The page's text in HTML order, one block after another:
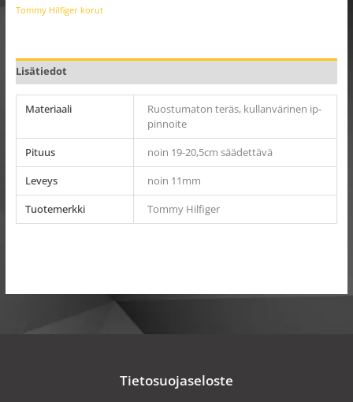
Tommy Hilfiger korut
Lisätiedot
Materiaali
Ruostumaton teräs, kullanvärinen ip-
pinnoite
Pituus
noin 19-20,5cm säädettävä
Leveys
noin 11mm
Tuotemerkki
Tommy Hilfiger
Tietosuojaseloste